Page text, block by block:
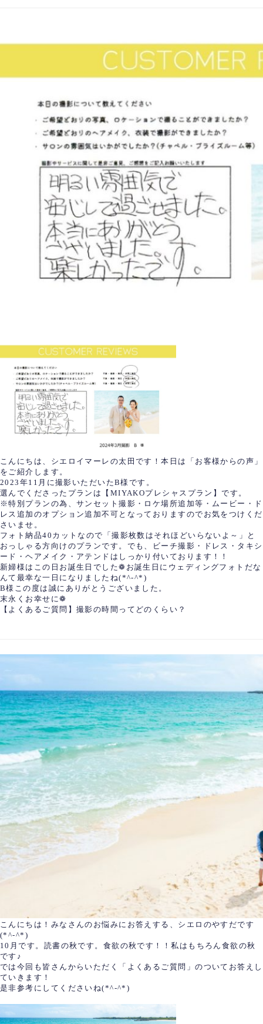
こんにちは、シエロイマーレの太田です！本日は「お客様からの声」
をご紹介します。
2023年11月に撮影いただいたB様です。
選んでくださったプランは【MIYAKOプレシャスプラン】です。
※特別プランの為、サンセット撮影・ロケ場所追加等・ムービー・ド
レス追加のオプション追加不可となっておりますのでお気をつけくだ
さいませ。
フォト納品40カットなので「撮影枚数はそれほどいらないよ～」と
おっしゃる方向けのプランです。でも、ビーチ撮影・ドレス・タキシ
ード・ヘアメイク・アテンドはしっかり付いております！！
新婦様はこの日お誕生日でした❁お誕生日にウェディングフォトだな
んて最幸な一日になりましたね(*^-^*)
B様この度は誠にありがとうございました。
末永くお幸せに❁
【よくあるご質問】撮影の時間ってどのくらい？
こんにちは！みなさんのお悩みにお答えする、シエロのやすだです
(*^-^*)
10月です。読書の秋です。食欲の秋です！！私はもちろん食欲の秋
です♪
では今回も皆さんからいただく「よくあるご質問」のついてお答えし
ていきます！
是非参考にしてくださいね(*^-^*)